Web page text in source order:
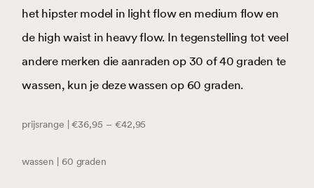
het hipster model in light flow en medium flow en
de high waist in heavy flow. In tegenstelling tot veel
andere merken die aanraden op 30 of 40 graden te
wassen, kun je deze wassen op 60 graden.
prijsrange | €36,95 – €42,95
wassen | 60 graden